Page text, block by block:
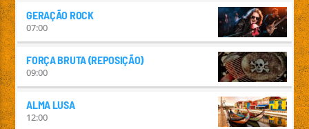
GERAÇÃO ROCK
07:00
FORÇA BRUTA (REPOSIÇÃO)
09:00
ALMA LUSA
12:00